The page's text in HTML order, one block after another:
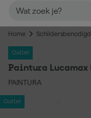
Home
Outlet
Paintura
PAINTURA
Outlet